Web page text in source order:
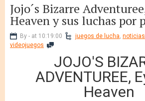
Jojo´s Bizarre
Heaven y sus luchas por
By - at 10:19:00 juegos de lucha,
videojuegos
JOJO'S
ADVENTUREE,
Heaven